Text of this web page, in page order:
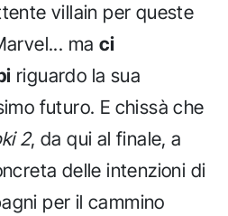
villain per queste
ma ci
riguardo la sua
futuro. E chissà che
2, da qui al finale, a
delle intenzioni di
per il cammino